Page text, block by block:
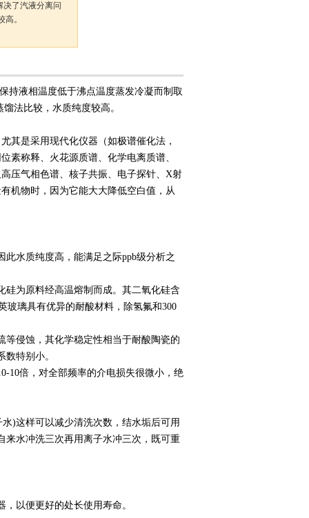
了汽液分离问
。
持液相温度低于沸点温度蒸发冷凝而制取
法比较，水质纯度较高。
其是采用现代化仪器（如极谱催化法，
素称释、火花源质谱、化学电离质谱、
压气相色谱、核子共振、电子探针、X射
机物时，因为它能大大降低空白值，从
水质纯度高，能满足之际ppb级分析之
硅为原料经高温熔制而成。其二氧化硅含
玻璃具有优异的耐酸材料，除氢氟和300
等侵蚀，其化学稳定性相当于耐酸陶瓷的
特别小。
10倍，对全部频率的介电损失很微小，绝
)这样可以减少清洗次数，结水垢后可用
来水冲洗三次再用离子水冲三次，既可重
以便更好的处长使用寿命。